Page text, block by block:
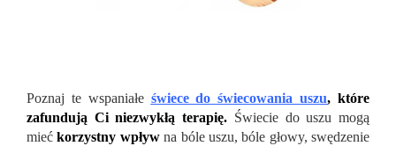
Poznaj te wspaniałe świece do świecowania uszu, które
zafundują Ci niezwykłą terapię. Świecie do uszu mogą
miećkorzystny wpływna bóle uszu, bóle głowy, swędzenie